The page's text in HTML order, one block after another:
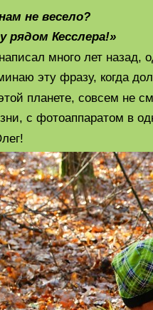
не весело?
Кесслера!»
много лет назад,
эту фразу, когда
планете, совсем не
с фотоаппаратом в